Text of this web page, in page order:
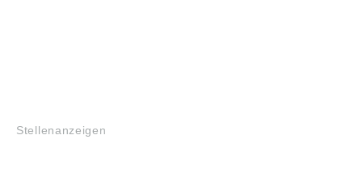
Stellenanzeigen